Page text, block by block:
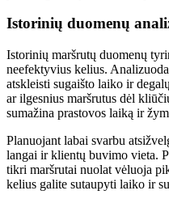
Istorinių duomenų
Istorinių maršrutų duomenų
neefektyvius kelius.
atskleisti sugaišto laiko ir
ar ilgesnius maršrutus dėl
sumažina prastovos laiką ir
Planuojant labai svarbu
langai ir klientų buvimo vieta.
tikri maršrutai nuolat vėluoja
kelius galite sutaupyti laiko ir